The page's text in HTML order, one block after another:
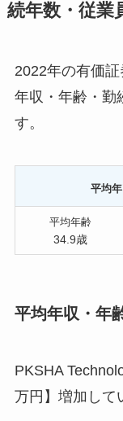
続年数・従業
2022年の有価
年収・年齢・勤
す。
平均
平均年齢
34.9歳
平均年収・年
PKSHA
万円】増加して